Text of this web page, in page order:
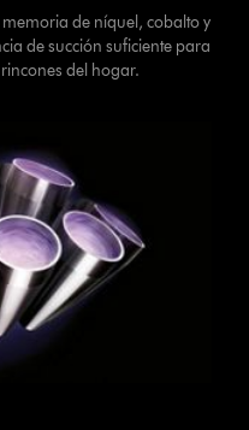
de níquel, cobalto y
de succión suficiente para
del hogar.